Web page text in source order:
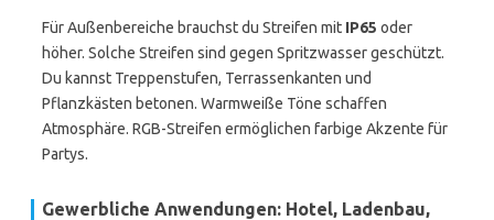
Für Außenbereiche brauchst du Streifen mit IP65 oder
höher. Solche Streifen sind gegen Spritzwasser geschützt.
Du kannst Treppenstufen, Terrassenkanten und
Pflanzkästen betonen. Warmweiße Töne schaffen
Atmosphäre. RGB-Streifen ermöglichen farbige Akzente für
Partys.
Gewerbliche Anwendungen: Hotel, Ladenbau,